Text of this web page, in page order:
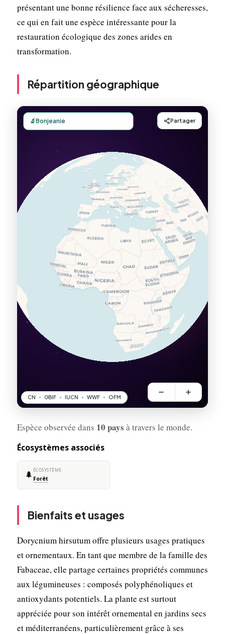
présentant une bonne résilience face aux sécheresses,
ce qui en fait une espèce intéressante pour la
restauration écologique des zones arides en
transformation.
Répartition géographique
Espèce observée dans 10 pays à travers le monde.
Écosystèmes associés
🌲 ÉCOSYSTÈME
Forêt
Bienfaits et usages
Dorycnium hirsutum offre plusieurs usages pratiques
et ornementaux. En tant que membre de la famille des
Fabaceae, elle partage certaines propriétés communes
aux légumineuses : composés polyphénoliques et
antioxydants potentiels. La plante est surtout
appréciée pour son intérêt ornemental en jardins secs
et méditerranéens, particulièrement grâce à ses